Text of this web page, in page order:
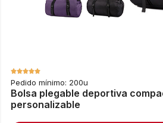
Pedido mínimo: 200u
Bolsa plegable deportiva
personalizable